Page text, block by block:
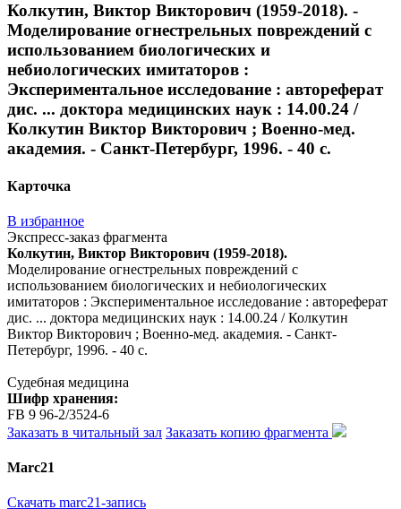
Колкутин, Виктор Викторович (1959-2018). -
Моделирование огнестрельных повреждений с
использованием биологических и
небиологических имитаторов :
Экспериментальное исследование : автореферат
дис. ... доктора медицинских наук : 14.00.24 /
Колкутин Виктор Викторович ; Военно-мед.
академия. - Санкт-Петербург, 1996. - 40 с.
Карточка
В избранное
Экспресс-заказ фрагмента
Колкутин, Виктор Викторович (1959-2018).
Моделирование огнестрельных повреждений с
использованием биологических и небиологических
имитаторов : Экспериментальное исследование : автореферат
дис. ... доктора медицинских наук : 14.00.24 / Колкутин
Виктор Викторович ; Военно-мед. академия. - Санкт-
Петербург, 1996. - 40 с.
Судебная медицина
Шифр хранения:
FB 9 96-2/3524-6
Заказать в читальный зал Заказать копию фрагмента
Marc21
Скачать marc21-запись